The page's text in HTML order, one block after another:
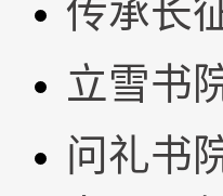
传承长
立雪书
问礼书